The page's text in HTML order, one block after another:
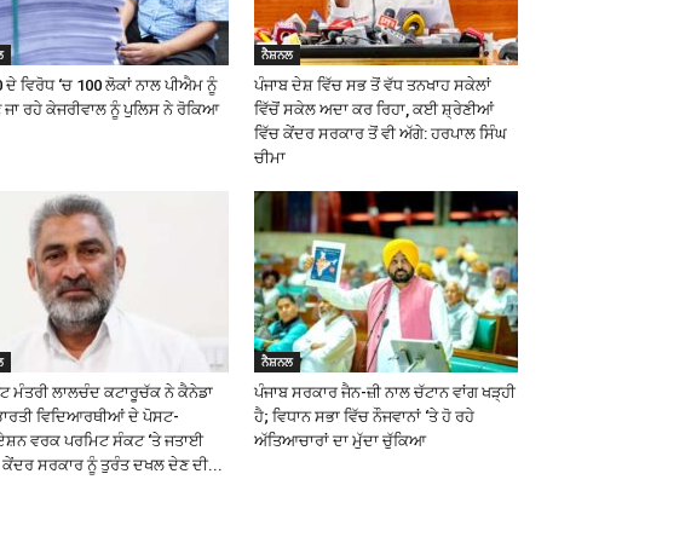
ਵਿਰੋਧ ‘ਚ 100 ਲੋਕਾਂ ਨਾਲ ਪੀਐਮ ਨੂੰ
ਜਾ ਰਹੇ ਕੇਜਰੀਵਾਲ ਨੂੰ ਪੁਲਿਸ ਨੇ ਰੋਕਿਆ
ਨੈਸ਼ਨਲ
ਪੰਜਾਬ ਦੇਸ਼ ਵਿੱਚ ਸਭ ਤੋਂ ਵੱਧ ਤਨਖਾਹ ਸਕੇਲਾਂ
ਵਿੱਚੋਂ ਸਕੇਲ ਅਦਾ ਕਰ ਰਿਹਾ, ਕਈ ਸ਼੍ਰੇਣੀਆਂ
ਵਿੱਚ ਕੇਂਦਰ ਸਰਕਾਰ ਤੋਂ ਵੀ ਅੱਗੇ: ਹਰਪਾਲ ਸਿੰਘ
ਚੀਮਾ
ਮੰਤਰੀ ਲਾਲਚੰਦ ਕਟਾਰੂਚੱਕ ਨੇ ਕੈਨੇਡਾ
ਵਿਦਿਆਰਥੀਆਂ ਦੇ ਪੋਸਟ-
ਵਰਕ ਪਰਮਿਟ ਸੰਕਟ ‘ਤੇ ਜਤਾਈ
ਕੇਂਦਰ ਸਰਕਾਰ ਨੂੰ ਤੁਰੰਤ ਦਖਲ ਦੇਣ ਦੀ...
ਨੈਸ਼ਨਲ
ਪੰਜਾਬ ਸਰਕਾਰ ਜੈਨ-ਜ਼ੀ ਨਾਲ ਚੱਟਾਨ ਵਾਂਗ ਖੜ੍ਹੀ
ਹੈ; ਵਿਧਾਨ ਸਭਾ ਵਿੱਚ ਨੌਜਵਾਨਾਂ ‘ਤੇ ਹੋ ਰਹੇ
ਅੱਤਿਆਚਾਰਾਂ ਦਾ ਮੁੱਦਾ ਚੁੱਕਿਆ